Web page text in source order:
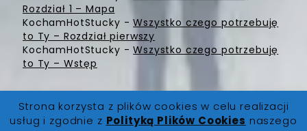
Rozdział 1 – Mapa
KochamHotStucky -Wszystko czego potrzebuję
to Ty – Rozdział pierwszy
KochamHotStucky -Wszystko czego potrzebuję
to Ty – Wstęp
Strona korzysta z plików cookies w celu realizacji
usług i zgodnie z Polityką Plików Cookies naszego